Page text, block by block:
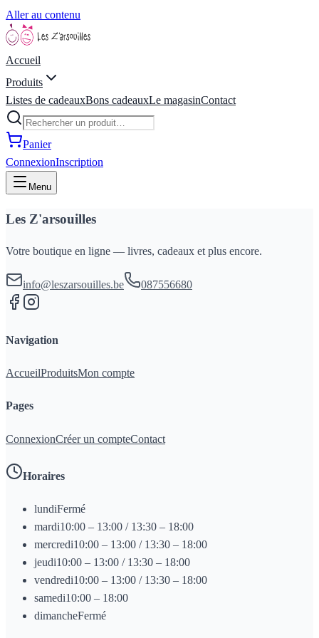
Aller au contenu
Accueil
Produits
Listes de cadeauxBons cadeauxLe magasinContact
Panier
ConnexionInscription
Menu
Les Z'arsouilles
Votre boutique en ligne — livres, cadeaux et plus encore.
info@leszarsouilles.be 087556680
Navigation
AccueilProduitsMon compte
Pages
ConnexionCréer un compteContact
Horaires
lundiFermé
mardi10:00 – 13:00 / 13:30 – 18:00
mercredi10:00 – 13:00 / 13:30 – 18:00
jeudi10:00 – 13:00 / 13:30 – 18:00
vendredi10:00 – 13:00 / 13:30 – 18:00
samedi10:00 – 18:00
dimancheFermé